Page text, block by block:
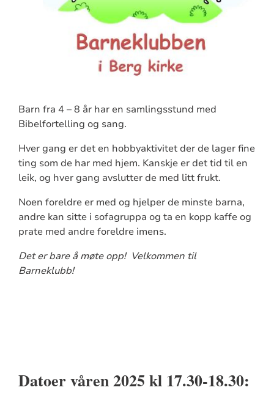
Barn fra 4 – 8 år har en samlingsstund med
Bibelfortelling og sang.
Hver gang er det en hobbyaktivitet der de lager fine
ting som de har med hjem. Kanskje er det tid til en
leik, og hver gang avslutter de med litt frukt.
Noen foreldre er med og hjelper de minste barna,
andre kan sitte i sofagruppa og ta en kopp kaffe og
prate med andre foreldre imens.
Det er bare å møte opp! Velkommen til
Barneklubb!
Datoer våren 2025 kl 17.30-18.30: